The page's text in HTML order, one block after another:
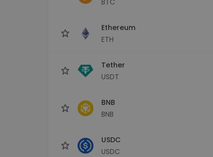
Ethereum
ETH
Tether
USDT
BNB
BNB
USDC
USDC